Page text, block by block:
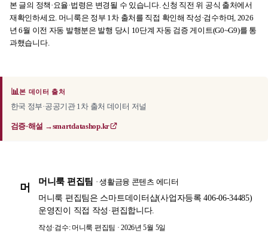
본 글의 정책·요율·법령은 변경될 수 있습니다. 신청 직전 위 공식 출처에서
재확인하세요. 머니룩은 정부 1차 출처를 직접 확인해 작성·검수하며, 2026
년 6월 이전 자동 발행분은 발행 당시 10단계 자동 검증 게이트(G0~G9)를 통
과했습니다.
📊본 데이터 출처
한국 정부·공공기관 1차 출처 데이터 저널
검증·해설 →smartdatashop.kr
머
머니룩 편집팀 · 생활금융 콘텐츠 에디터
머니룩 편집팀은 스마트데이터샵(사업자등록 406-06-34485)
운영진이 직접 작성·편집합니다.
작성·검수: 머니룩 편집팀 · 2026년 5월 5일